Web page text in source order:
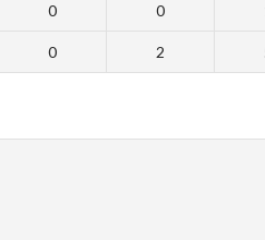
0 0
0 2